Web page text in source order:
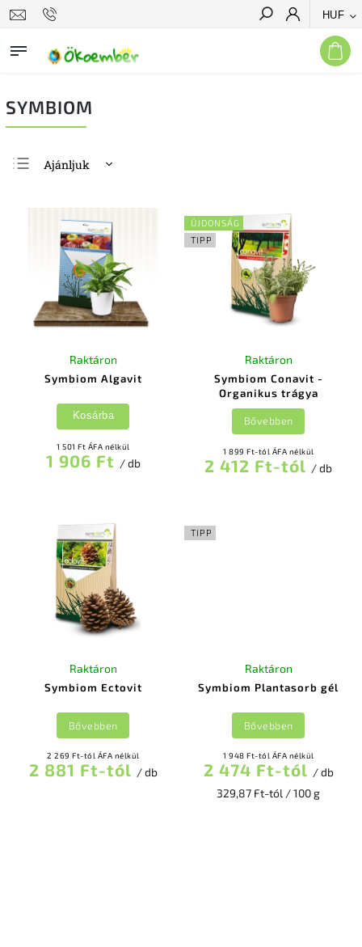
HUF
Keresés
SYMBIOM
Ajánljuk
Legdrágább
Legnépszerűbb
termékek
ABC szerint
Symbiom Algavit
Raktáron
1 501 Ft ÁFA nélkül
1 906 Ft / db
Kosárba
ÚJDONSÁG
TIPP
Symbiom Conavit -
Organikus trágya
Raktáron
1 899 Ft-tól ÁFA nélkül
2 412 Ft-tól / db
Bővebben
Symbiom Ectovit
Raktáron
2 269 Ft-tól ÁFA nélkül
2 881 Ft-tól / db
Bővebben
TIPP
Symbiom Plantasorb gél
Raktáron
1 948 Ft-tól ÁFA nélkül
2 474 Ft-tól / db
329,87 Ft-tól / 100 g
Bővebben